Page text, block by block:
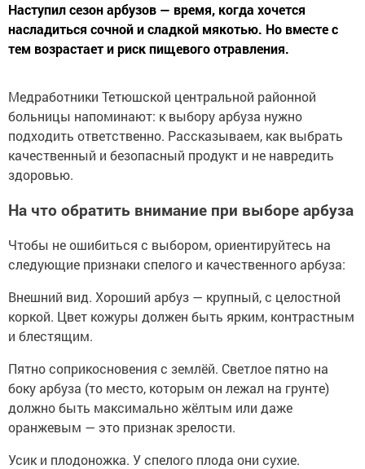
Наступил сезон арбузов — время, когда хочется
насладиться сочной и сладкой мякотью. Но вместе с
тем возрастает и риск пищевого отравления.
Медработники Тетюшской центральной районной
больницы напоминают: к выбору арбуза нужно
подходить ответственно. Рассказываем, как выбрать
качественный и безопасный продукт и не навредить
здоровью.
На что обратить внимание при выборе арбуза
Чтобы не ошибиться с выбором, ориентируйтесь на
следующие признаки спелого и качественного арбуза:
Внешний вид. Хороший арбуз — крупный, с целостной
коркой. Цвет кожуры должен быть ярким, контрастным
и блестящим.
Пятно соприкосновения с землёй. Светлое пятно на
боку арбуза (то место, которым он лежал на грунте)
должно быть максимально жёлтым или даже
оранжевым — это признак зрелости.
Усик и плодоножка. У спелого плода они сухие.